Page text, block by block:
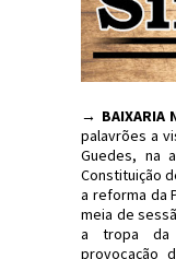
→ BAIXARIA
palavrões a
Guedes, na
Constituição
a reforma da
meia de
a tropa da
provocação